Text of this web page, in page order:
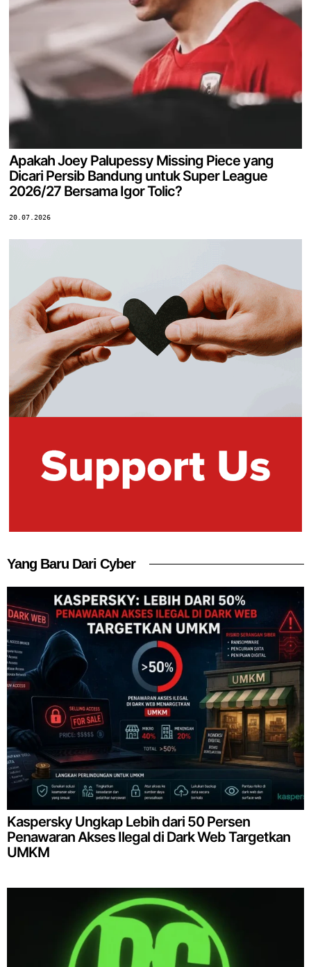
Apakah Joey Palupessy Missing Piece yang
Dicari Persib Bandung untuk Super League
2026/27 Bersama Igor Tolic?
20.07.2026
Yang Baru Dari Cyber
Kaspersky Ungkap Lebih dari 50 Persen
Penawaran Akses Ilegal di Dark Web Targetkan
UMKM